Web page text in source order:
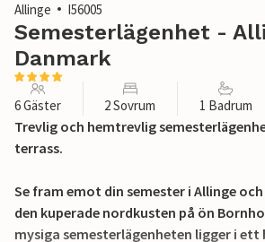
Allinge
I56005
Semesterlägenhet -
Danmark
6 Gäster 2 Sovrum 1 Badrum
Trevlig och hemtrevlig
terrass.
Se fram emot din semester i Allinge
den kuperade nordkusten på ön
mysiga semesterlägenheten ligger i